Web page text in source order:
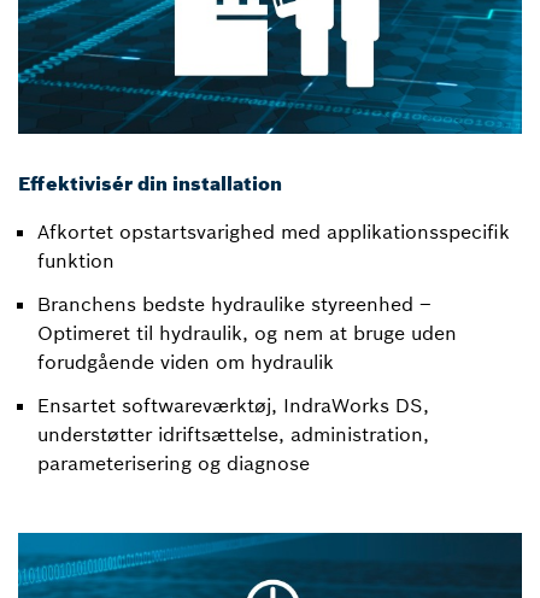
Effektivisér din installation
Afkortet opstartsvarighed med applikationsspecifik
funktion
Branchens bedste hydraulike styreenhed –
Optimeret til hydraulik, og nem at bruge uden
forudgående viden om hydraulik
Ensartet softwareværktøj, IndraWorks DS,
understøtter idriftsættelse, administration,
parameterisering og diagnose